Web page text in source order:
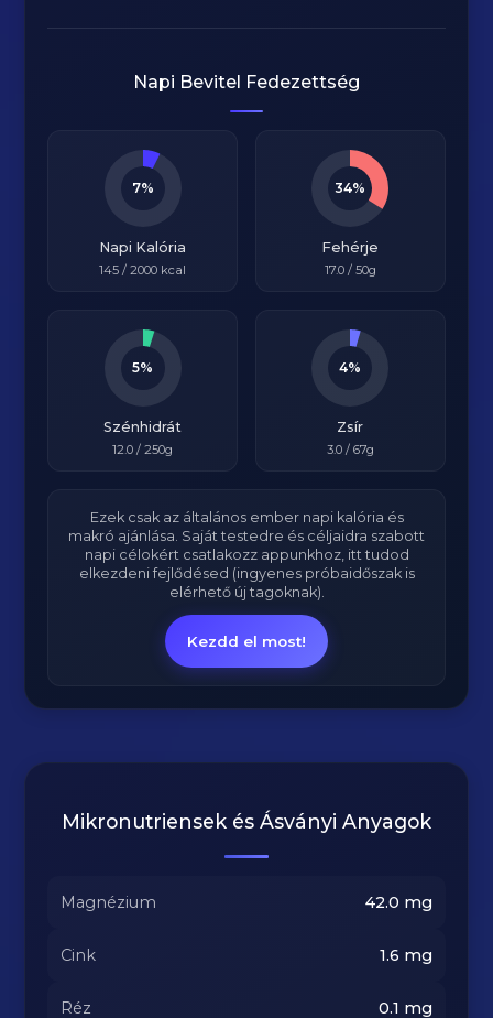
Napi Bevitel Fedezettség
7%
Napi Kalória
145 /2000 kcal
34%
Fehérje
17.0/ 50g
5%
Szénhidrát
12.0 / 250g
4%
Zsír
3.0/ 67g
Ezek csak az általános ember napi kalória és
makró ajánlása. Saját testedre és céljaidra szabott
napi célokért csatlakozz appunkhoz, itt tudod
elkezdeni fejlődésed (ingyenes próbaidőszak is
elérhető új tagoknak).
Kezdd el most!
Mikronutriensek és Ásványi Anyagok
Magnézium 42.0 mg
Cink 1.6 mg
Réz 0.1 mg